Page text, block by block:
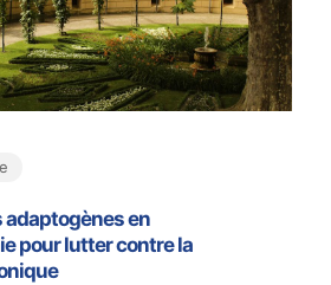
adaptogènes en
pour lutter contre la